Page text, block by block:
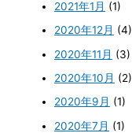
2021年1月 (1)
2020年12月 (4)
2020年11月 (3)
2020年10月 (2)
2020年9月 (1)
2020年7月 (1)